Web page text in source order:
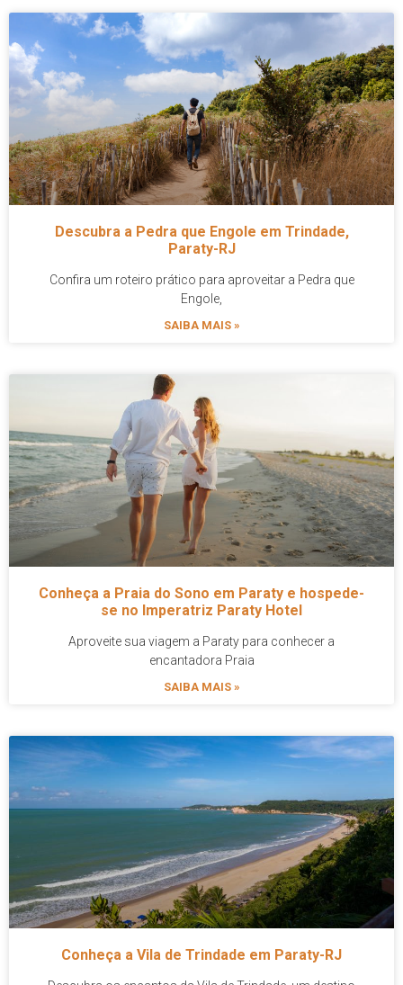
Descubra a Pedra que Engole em Trindade,
Paraty-RJ
Confira um roteiro prático para aproveitar a Pedra que
Engole,
SAIBA MAIS »
Conheça a Praia do Sono em Paraty e hospede-
se no Imperatriz Paraty Hotel
Aproveite sua viagem a Paraty para conhecer a
encantadora Praia
SAIBA MAIS »
Conheça a Vila de Trindade em Paraty-RJ